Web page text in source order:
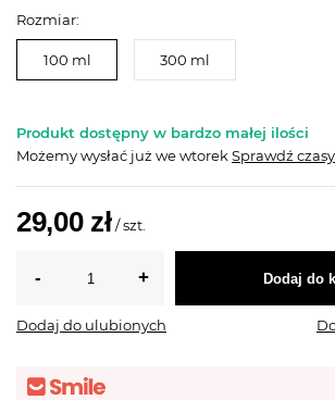
Rozmiar:
100 ml 300 ml
Produkt dostępny w bardzo małej ilości
Możemy wysłać już we wtorekSprawdź
29,00 zł /szt.
Dodaj do
Dodaj do ulubionych